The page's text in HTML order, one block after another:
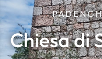
Chiesa di